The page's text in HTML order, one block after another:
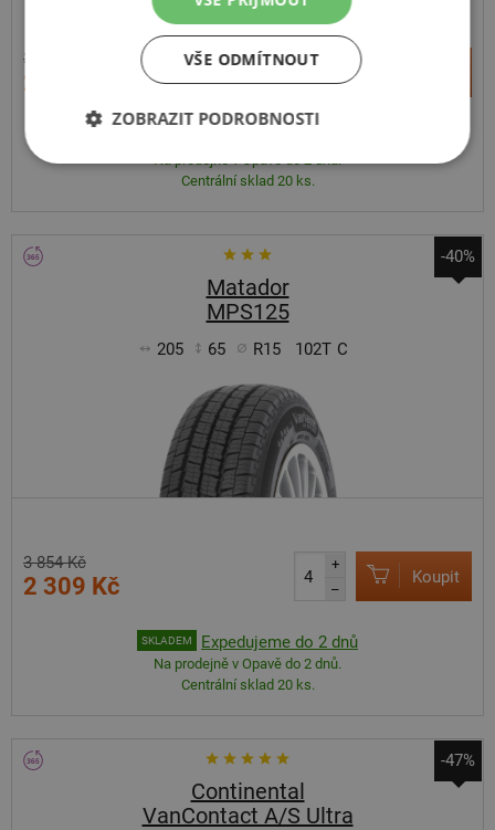
3 854 Kč
2 309 Kč
–
Na prodejně v Opavě do 2 dnů.
Centrální sklad 20 ks.
-40%
Matador
MPS125
205 65 R15 102T C
3 854 Kč
2 309 Kč
+
–
Koupit
SKLADEM Expedujeme do 2 dnů
Na prodejně v Opavě do 2 dnů.
Centrální sklad 20 ks.
-47%
Continental
VanContact A/S Ultra
VŠE ODMÍTNOUT
ZOBRAZIT PODROBNOSTI